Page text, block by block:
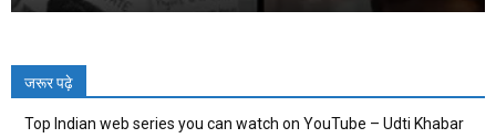
जरूर पढ़े
Top Indian web series you can watch on YouTube – Udti Khabar